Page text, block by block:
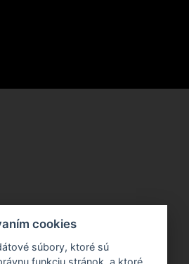
cookies
súbory, ktoré sú
funkciu stránok, a ktoré